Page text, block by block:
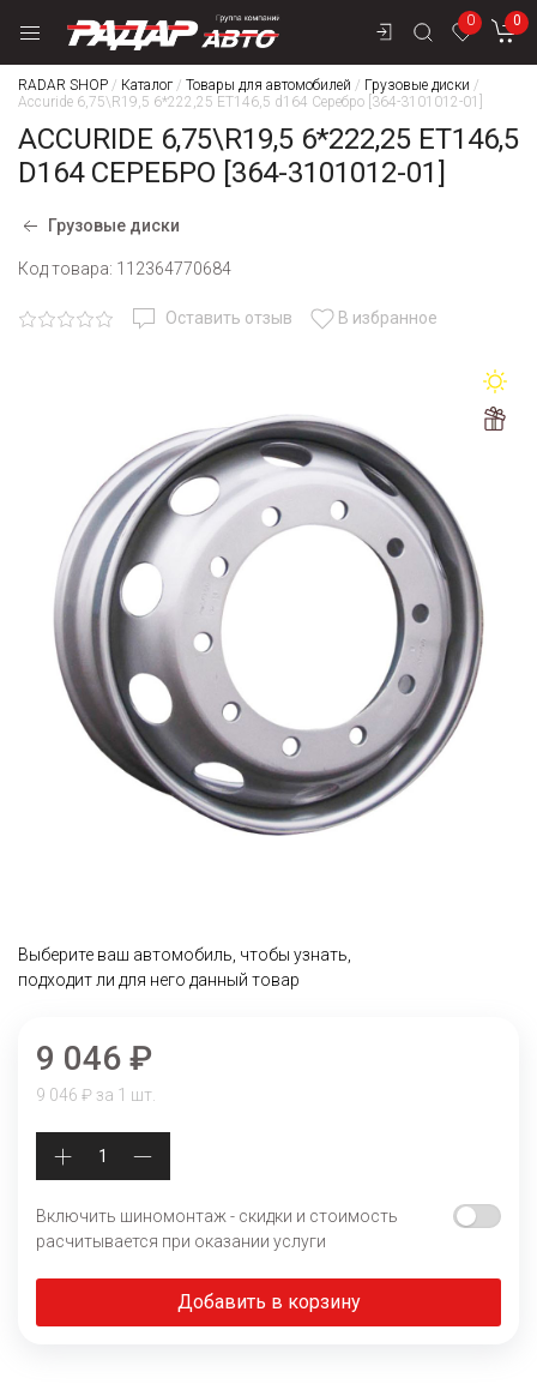
0 0
RADAR SHOP / Каталог / Товары для автомобилей / Грузовые диски /
Accuride 6,75\R19,5 6*222,25 ET146,5 d164 Серебро [364-3101012-01]
ACCURIDE 6,75\R19,5 6*222,25 ET146,5
D164 СЕРЕБРО [364-3101012-01]
Грузовые диски
Код товара: 112364770684
Оставить отзыв В избранное
Выберите ваш автомобиль, чтобы узнать,
подходит ли для него данный товар
9 046 ₽
9 046 ₽ за 1 шт.
Включить шиномонтаж - скидки и стоимость
расчитывается при оказании услуги
Добавить в корзину